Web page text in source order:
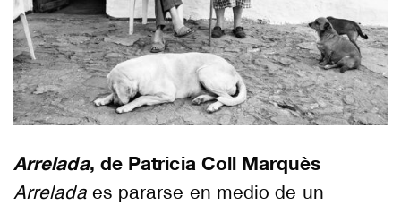
Arrelada, de Patricia Coll Marquès
Arreladaes pararse en medio de un